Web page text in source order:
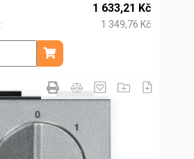
1 633,21 Kč
1 349,76 Kč
ks
Přidat do košíku